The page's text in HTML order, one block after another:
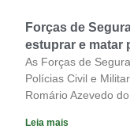
Forças de
estuprar e matar
As Forças de
Polícias Civil e
Romário Azevedo do
Leia mais